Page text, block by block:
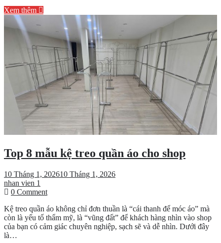
Nẵng
Xem thêm
Top 8 mẫu kệ treo quần áo cho shop
10 Tháng 1, 202610 Tháng 1, 2026
nhan vien 1
0 Commenton
8
mẫu
kệ
Kệ treo quần áo không chỉ đơn thuần là “cái thanh để móc áo” mà
còn là yếu tố thẩm mỹ, là “vũng đất” để khách hàng nhìn vào shop
của bạn có cảm giác chuyên nghiệp, sạch sẽ và dễ nhìn. Dưới đây
là…